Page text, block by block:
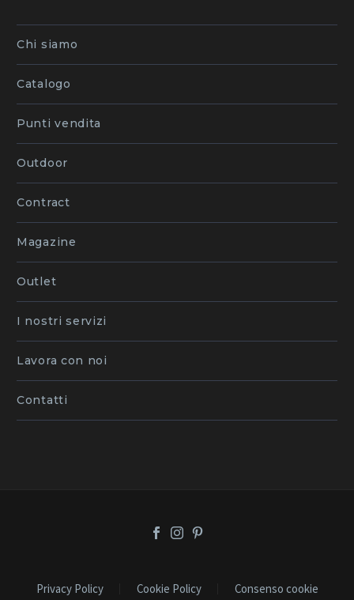
Chi siamo
Catalogo
Punti vendita
Outdoor
Contract
Magazine
Outlet
I nostri servizi
Lavora con noi
Contatti
Privacy Policy Cookie Policy
Consenso cookie